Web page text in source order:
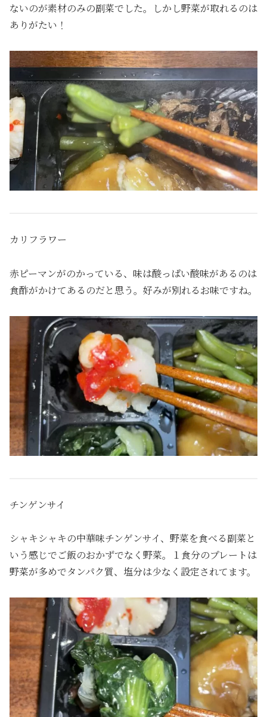
ないのが素材のみの副菜でした。しかし野菜が取れるのは
ありがたい！
カリフラワー
赤ピーマンがのかっている、味は酸っぱい酸味があるのは
食酢がかけてあるのだと思う。好みが別れるお味ですね。
チンゲンサイ
シャキシャキの中華味チンゲンサイ、野菜を食べる副菜と
いう感じでご飯のおかずでなく野菜。１食分のプレートは
野菜が多めでタンパク質、塩分は少なく設定されてます。